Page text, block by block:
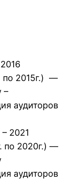
по 2015г.) —
–
аудиторов
2021
по 2020г.) —
аудиторов